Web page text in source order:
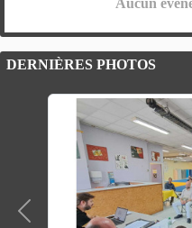
Aucun
DERNIÈRES PHOTOS
Précedent